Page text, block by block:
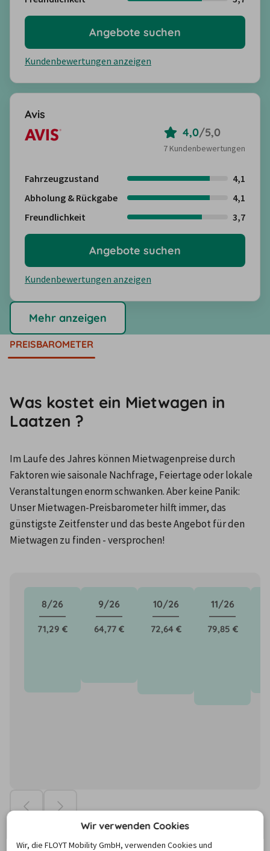
Kundenbewertungen anzeigen
Angebote suchen
Avis
4,0/5,0
7 Kundenbewertungen
Fahrzeugzustand
4,1
Abholung & Rückgabe
4,1
Freundlichkeit
3,7
Kundenbewertungen anzeigen
Angebote suchen
Mehr anzeigen
PREISBAROMETER
Was kostet ein Mietwagen in
Laatzen ?
Im Laufe des Jahres können Mietwagenpreise durch
Faktoren wie saisonale Nachfrage, Feiertage oder lokale
Veranstaltungen enorm schwanken. Aber keine Panik:
Unser Mietwagen-Preisbarometer hilft immer, das
günstigste Zeitfenster und das beste Angebot für den
Mietwagen zu finden - versprochen!
8/26
71,29 €
9/26
64,77 €
10/26
72,64 €
11/26
79,85 €
Die Preise basieren auf dem Minimum Median-Suchpreis für die
nächsten 12 Monate und können für neue Suchanfragen variieren.
Wir verwenden Cookies
Wir, die FLOYT Mobility GmbH, verwenden Cookies und